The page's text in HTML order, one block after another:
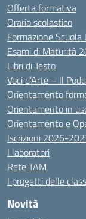
Offerta formativa
Orario scolastico
Formazione Scuola
Esami di Maturità
Libri di Testo
Voci d’Arte – Il
Orientamento
Orientamento in
Orientamento e
Iscrizioni 2026-
I laboratori
Rete TAM
I progetti delle
Novità